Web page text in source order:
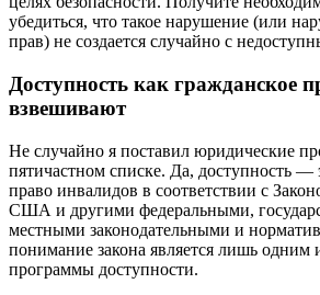
убедиться, что такое нарушение (или
прав) не создается случайно с
Доступность как гражданское
взвешивают
Не случайно я поставил юридические
пятичастном списке. Да, доступность —
право инвалидов в соответствии с
США и другими федеральными,
местными законодательными и
понимание закона является лишь одним
программы доступности.